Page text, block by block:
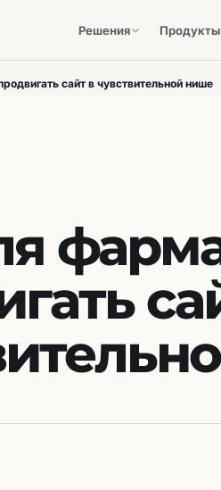
Решения Продукты
сайт в чувствительной нише